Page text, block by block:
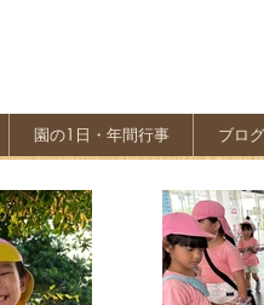
園の1日・年間行事 ブログ